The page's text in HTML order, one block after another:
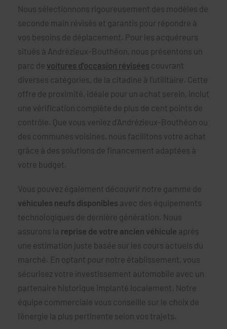
Nous sélectionnons rigoureusement des modèles de
seconde main révisés et garantis pour répondre à
vos besoins de déplacement. Pour les acquéreurs
situés à Andrézieux-Bouthéon, nous présentons un
parc de voitures d'occasion révisées couvrant
diverses catégories, de la citadine à l'utilitaire. Cette
offre de proximité, idéale pour un achat serein, inclut
une vérification complète de plus de cent points de
contrôle. Que vous veniez d’Andrézieux-Bouthéon ou
des communes voisines, nous facilitons votre achat
grâce à des solutions de financement adaptées à
votre budget.
Vous pouvez également découvrir notre gamme de
véhicules neufs disponibles avec des équipements
technologiques de dernière génération. Nous
assurons la reprise de votre ancien véhicule après
une estimation juste basée sur les cours actuels du
marché. En optant pour notre établissement, vous
sécurisez votre investissement automobile avec un
partenaire historique implanté localement. Notre
équipe commerciale vous conseille sur le choix de
l'énergie la plus pertinente selon vos trajets.